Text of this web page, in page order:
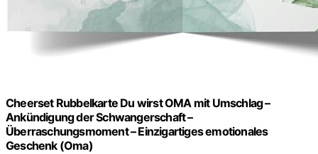
Cheerset Rubbelkarte Du wirst OMA mit Umschlag –
Ankündigung der Schwangerschaft –
Überraschungsmoment – Einzigartiges emotionales
Geschenk (Oma)